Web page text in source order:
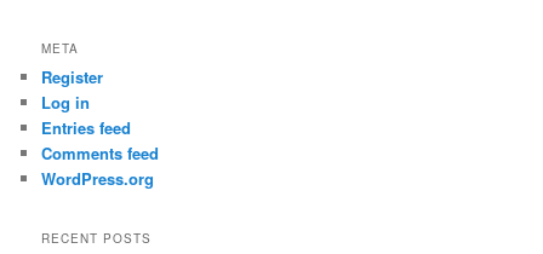
META
Register
Log in
Entries feed
Comments feed
WordPress.org
RECENT POSTS